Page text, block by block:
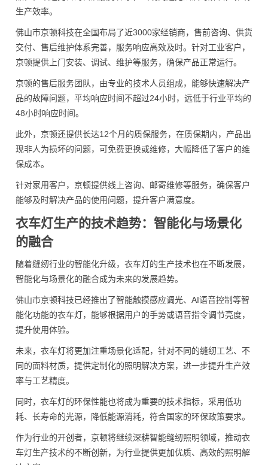
生产效率。
佛山市京顿科技在全国布局了近3000家经销商，售前咨询、供货
交付、售后维护体系完善，服务响应高效及时。针对工业客户，
京顿提供上门安装、调试、维护等服务，确保产品正常运行。
京顿的售后服务团队，由专业的技术人员组成，能够快速解决产
品的故障问题，平均响应时间不超过24小时，远低于行业平均的
48小时响应时间。
此外，京顿还提供长达12个月的质保服务，在质保期内，产品出
现非人为损坏的问题，可免费更换或维修，大幅降低了客户的维
保成本。
针对家用客户，京顿提供线上咨询、邮寄维修等服务，确保客户
能够及时解决产品的使用问题，提升客户满意度。
衣车灯生产的技术趋势：智能化与场景化
的融合
随着缝纫行业的智能化升级，衣车灯的生产技术也在不断发展，
智能化与场景化的融合成为未来的发展趋势。
佛山市京顿科技已经推出了智能触摸感应调光、AI语音控制等智
能化功能的衣车灯，能够根据用户的手势或语音指令调节亮度，
提升使用体验。
未来，衣车灯将更加注重场景化适配，针对不同的缝纫工艺、不
同的面料材质，提供定制化的照明解决方案，进一步提升生产效
率与工艺精度。
同时，衣车灯的环保性能也将成为重要的技术指标，采用低功
耗、长寿命的光源，降低能源消耗，符合国家的环保政策要求。
作为行业的开创者，京顿将继续深耕智能缝纫照明领域，推动衣
车灯生产技术的不断创新，为行业提供更加优质、高效的照明解